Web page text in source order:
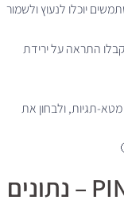
יוכלו לנעוץ ולשמור
התראה על ירידת
תגיות, ולבחון את
2. PINTEREST ANALYTICS – נתונים